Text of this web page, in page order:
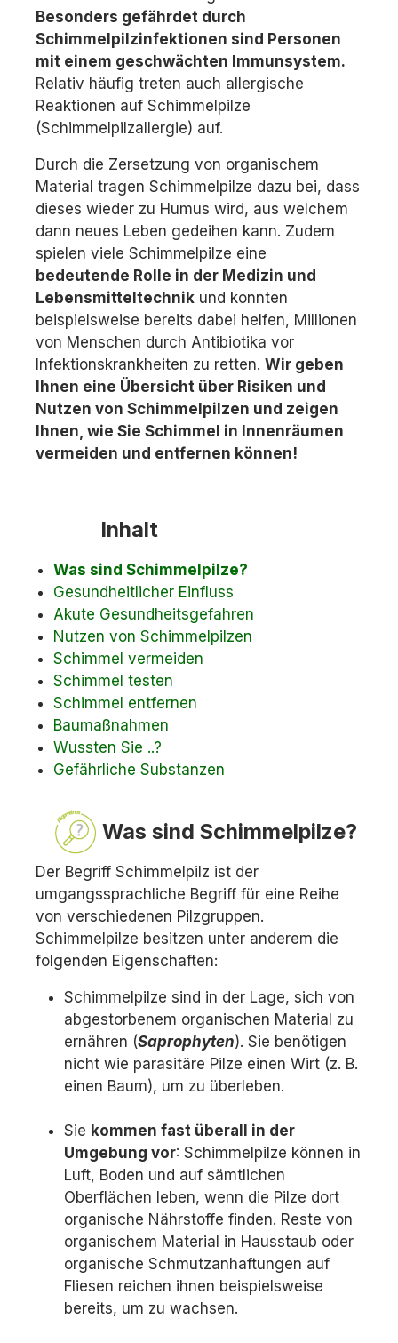
Besonders gefährdet durch
Schimmelpilzinfektionen sind Personen
mit einem geschwächten Immunsystem.
Relativ häufig treten auch allergische
Reaktionen auf Schimmelpilze
(Schimmelpilzallergie) auf.
Durch die Zersetzung von organischem
Material tragen Schimmelpilze dazu bei, dass
dieses wieder zu Humus wird, aus welchem
dann neues Leben gedeihen kann. Zudem
spielen viele Schimmelpilze eine
bedeutende Rolle in der Medizin und
Lebensmitteltechnik und konnten
beispielsweise bereits dabei helfen, Millionen
von Menschen durch Antibiotika vor
Infektionskrankheiten zu retten. Wir geben
Ihnen eine Übersicht über Risiken und
Nutzen von Schimmelpilzen und zeigen
Ihnen, wie Sie Schimmel in Innenräumen
vermeiden und entfernen können!
Inhalt
Was sind Schimmelpilze?
Gesundheitlicher Einfluss
Akute Gesundheitsgefahren
Nutzen von Schimmelpilzen
Schimmel vermeiden
Schimmel testen
Schimmel entfernen
Baumaßnahmen
Wussten Sie ..?
Gefährliche Substanzen
Was sind Schimmelpilze?
Der Begriff Schimmelpilz ist der
umgangssprachliche Begriff für eine Reihe
von verschiedenen Pilzgruppen.
Schimmelpilze besitzen unter anderem die
folgenden Eigenschaften:
Schimmelpilze sind in der Lage, sich von
abgestorbenem organischen Material zu
ernähren (Saprophyten). Sie benötigen
nicht wie parasitäre Pilze einen Wirt (z. B.
einen Baum), um zu überleben.
Sie kommen fast überall in der
Umgebung vor: Schimmelpilze können in
Luft, Boden und auf sämtlichen
Oberflächen leben, wenn die Pilze dort
organische Nährstoffe finden. Reste von
organischem Material in Hausstaub oder
organische Schmutzanhaftungen auf
Fliesen reichen ihnen beispielsweise
bereits, um zu wachsen.